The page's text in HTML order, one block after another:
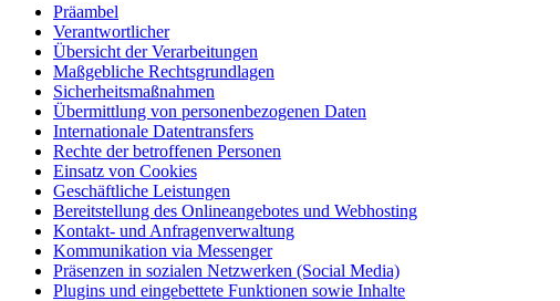
Präambel
Verantwortlicher
Übersicht der Verarbeitungen
Maßgebliche Rechtsgrundlagen
Sicherheitsmaßnahmen
Übermittlung von personenbezogenen Daten
Internationale Datentransfers
Rechte der betroffenen Personen
Einsatz von Cookies
Geschäftliche Leistungen
Bereitstellung des Onlineangebotes und Webhosting
Kontakt- und Anfragenverwaltung
Kommunikation via Messenger
Präsenzen in sozialen Netzwerken (Social Media)
Plugins und eingebettete Funktionen sowie Inhalte